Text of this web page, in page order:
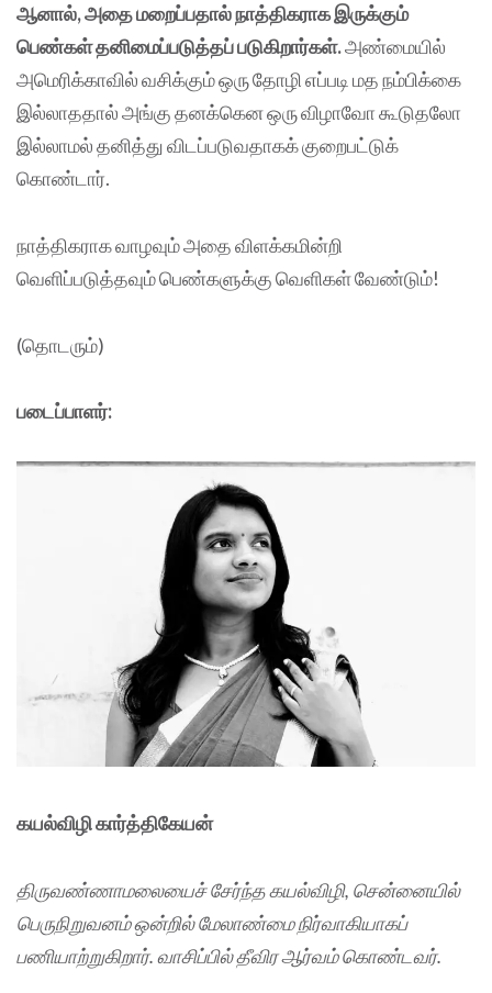
ஆனால், அதை மறைப்பதால் நாத்திகராக இருக்கும்
பெண்கள் தனிமைப்படுத்தப் படுகிறார்கள்.அண்மையில்
அமெரிக்காவில் வசிக்கும் ஒரு தோழி எப்படி மத நம்பிக்கை
இல்லாததால் அங்கு தனக்கென ஒரு விழாவோ கூடுதலோ
இல்லாமல் தனித்து விடப்படுவதாகக் குறைபட்டுக்
கொண்டார்.
நாத்திகராக வாழவும் அதை விளக்கமின்றி
வெளிப்படுத்தவும் பெண்களுக்கு வெளிகள் வேண்டும்!
(தொடரும்)
படைப்பாளர்:
கயல்விழி கார்த்திகேயன்
திருவண்ணாமலையைச் சேர்ந்த கயல்விழி, சென்னையில்
பெருநிறுவனம் ஒன்றில் மேலாண்மை நிர்வாகியாகப்
பணியாற்றுகிறார். வாசிப்பில் தீவிர ஆர்வம் கொண்டவர்.